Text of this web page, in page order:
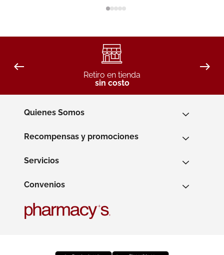
Retiro en tienda
sin costo
Quienes Somos
Recompensas y promociones
Servicios
Convenios